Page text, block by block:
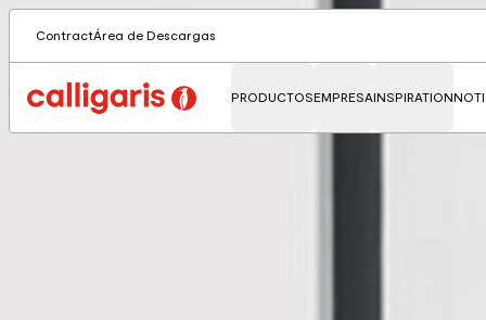
ContractÁrea de Descargas
PRODUCTOSEMPRESAINSPIRATION